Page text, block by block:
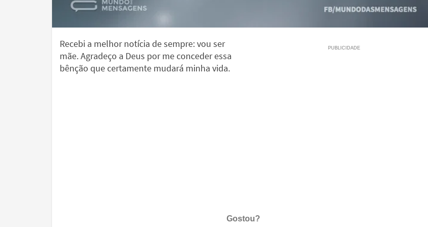
Recebi a melhor notícia de sempre: vou ser
mãe. Agradeço a Deus por me conceder essa
bênção que certamente mudará minha vida.
Gostou?